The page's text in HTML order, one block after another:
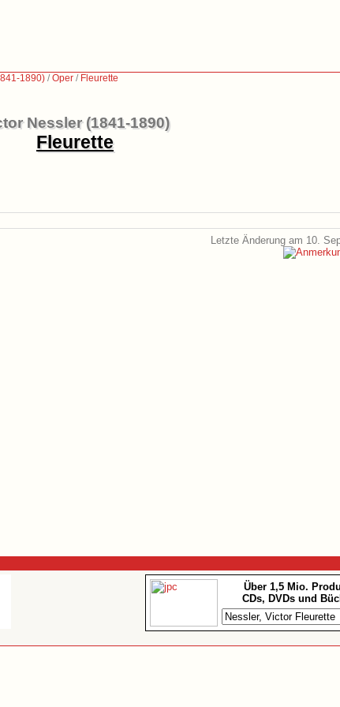
1890) /Oper / Fleurette
Nessler (1841-1890)
Fleurette
Letzte Änderung am 10.
Über 1,5 Mio.
CDs, DVDs und